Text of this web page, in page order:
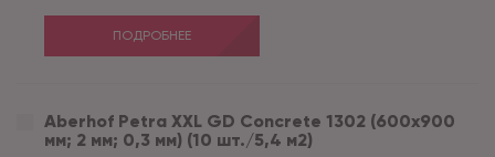
ПОДРОБНЕЕ
Aberhof Petra XXL GD Concrete 1302 (600x900
мм; 2 мм; 0,3 мм) (10 шт./5,4 м2)